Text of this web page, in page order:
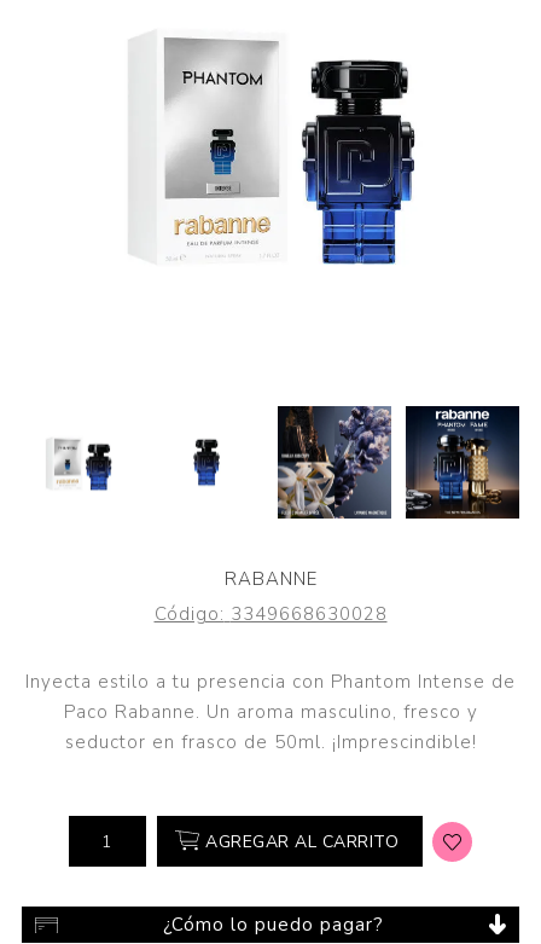
RABANNE
Código: 3349668630028
Inyecta estilo a tu presencia con Phantom Intense de
Paco Rabanne. Un aroma masculino, fresco y
seductor en frasco de 50ml. ¡Imprescindible!
AGREGAR AL CARRITO
¿Cómo lo puedo pagar?